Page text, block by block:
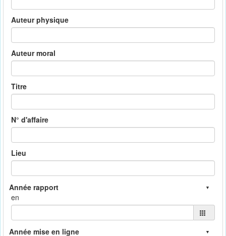
Auteur physique
Auteur moral
Titre
N° d'affaire
Lieu
en